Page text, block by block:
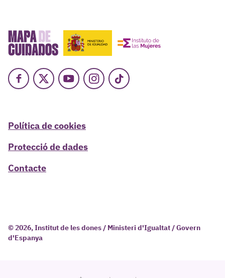
Facebook
X YoutubeInstagram
TikTok
Política de cookies
Protecció de dades
Contacte
© 2026, Institut de les dones / Ministeri d'Igualtat / Govern
d'Espanya